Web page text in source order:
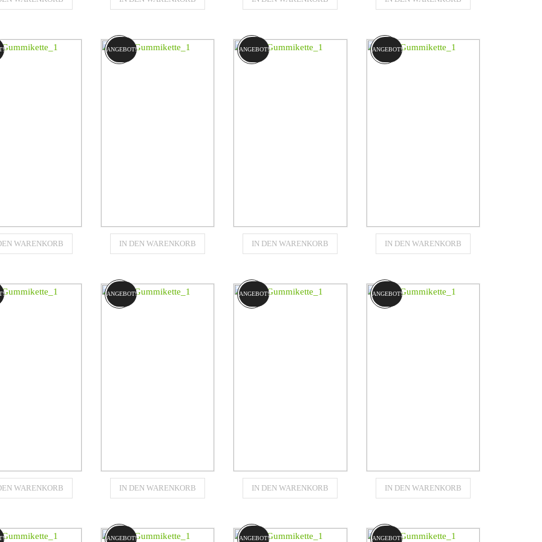
460x102x56
277B
460x102x51C
277C
450x86x60B
279C
450x86x56B
279D
Gummikette
460x102x56
287
WARENKORB
Gummikette
460x102x51
287B
ANGEBOT!
IN DEN WARENKORB
Gummikette
460x102x51C
287C
ANGEBOT!
IN DEN WARENKORB
Gummikette
450x86x60B
289C
ANGEBOT!
IN DEN WARENKORB
Gummikette
450x86x56B
289D
WARENKORB
Gummikette
460x102x51C
297C
ANGEBOT!
IN DEN WARENKORB
Gummikette
450x86x60B
299C
ANGEBOT!
IN DEN WARENKORB
Gummikette
450x86x60B
299D
ANGEBOT!
IN DEN WARENKORB
ANGEBOT! ANGEBOT! ANGEBOT!